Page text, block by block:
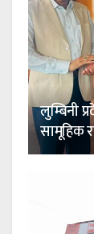
लुम्बिनी
सामूहिक